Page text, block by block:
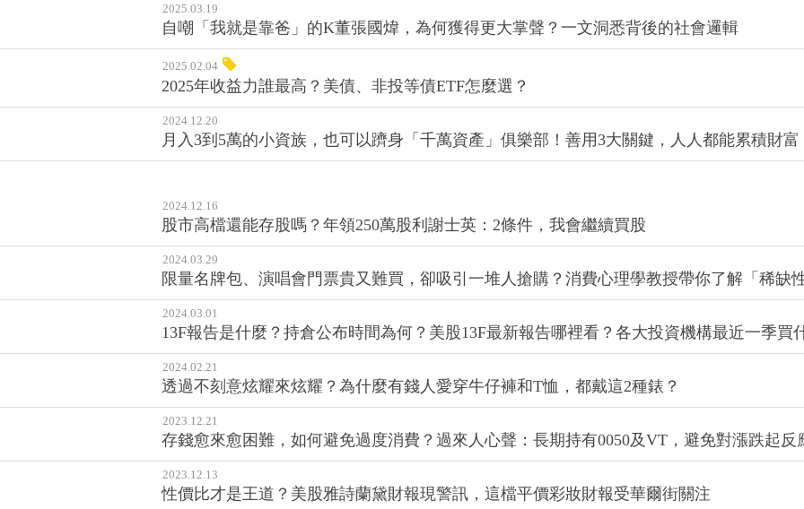
2025.03.19
自嘲「我就是靠爸」的K董張國煒，為何獲得更大掌聲？一文洞悉背後的社會邏輯
2025.02.04
2025年收益力誰最高？美債、非投等債ETF怎麼選？
2024.12.20
月入3到5萬的小資族，也可以躋身「千萬資產」俱樂部！善用3大關鍵，人人都能累積財富
2024.12.16
股市高檔還能存股嗎？年領250萬股利謝士英：2條件，我會繼續買股
2024.03.29
限量名牌包、演唱會門票貴又難買，卻吸引一堆人搶購？消費心理學教授帶你了解「稀缺性
2024.03.01
13F報告是什麼？持倉公布時間為何？美股13F最新報告哪裡看？各大投資機構最近一季買
2024.02.21
透過不刻意炫耀來炫耀？為什麼有錢人愛穿牛仔褲和T恤，都戴這2種錶？
2023.12.21
存錢愈來愈困難，如何避免過度消費？過來人心聲：長期持有0050及VT，避免對漲跌起反
2023.12.13
性價比才是王道？美股雅詩蘭黛財報現警訊，這檔平價彩妝財報受華爾街關注